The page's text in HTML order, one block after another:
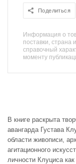
Поделиться
Информация о
поставки, страна
справочный
моменту
В книге раскрыта
авангарда Густава
области живописи,
агитационного
личности Клуциса